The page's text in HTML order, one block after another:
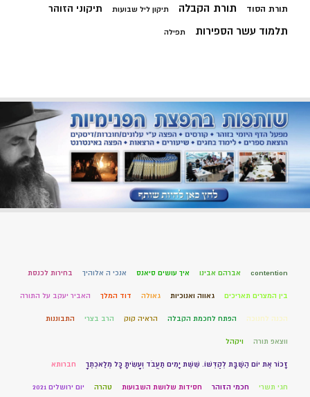
תורת הסוד תורת הקבלה תיקון ליל שבועות תיקוני הזוהר
תלמוד עשר הספירות תפילה
contention אברהם אבינו איך עושים סיאנס אנכי ה אלוהיך בחירות לכנסת
בין המצרים תאריכים גאווה ואנוכיות גאולה דוד המלך האביר יעקב על התורה
הכנה לחנוכה הפתח לחכמת הקבלה הראיה קוק הרב בצרי התבוננות
ווצאפ תורה ויקהל
זָכוֹר אֶת יוֹם הַשַּׁבָּת לְקַדְּשׁוֹ. שֵׁשֶׁת יָמִים תַּעֲבֹד וְעָשִׂיתָ כָּל מְלַאכְתֶּךָ חברותא
חגי תשרי חכמי הזוהר חסידות שלושת השבועות טהרה יום ירושלים 2021